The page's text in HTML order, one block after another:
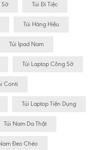
Sở Túi Đi Tiệc
Túi Hàng Hiệu
Túi Ipad Nam
Túi Laptop Công Sở
Conti
Túi Laptop Tiện Dụng
Túi Nam Da Thật
Đeo Chéo